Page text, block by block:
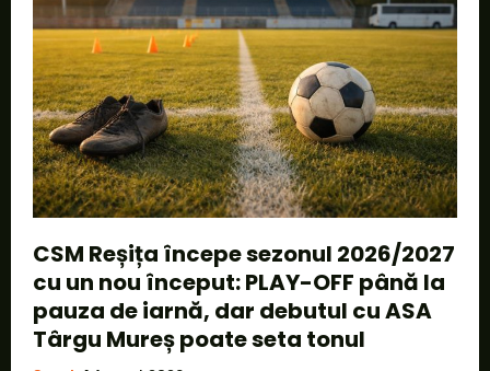
CSM Reșița începe sezonul 2026/2027
cu un nou început: PLAY-OFF până la
pauza de iarnă, dar debutul cu ASA
Târgu Mureș poate seta tonul